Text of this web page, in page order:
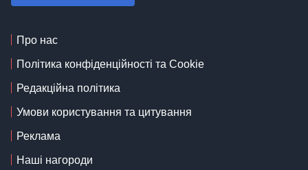
Про нас
Політика конфіденційності та Cookie
Редакційна політика
Умови користування та цитування
Реклама
Наші нагороди